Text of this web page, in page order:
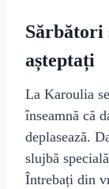
Sărbători
așteptați
La Karoulia
înseamnă că
deplasează.
slujbă
Întrebați din